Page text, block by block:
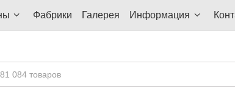
Фабрики Галерея Информация